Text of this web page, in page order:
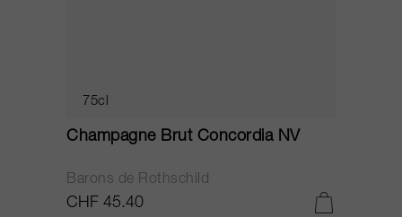
75cl
Champagne Brut Concordia NV
Barons de Rothschild
CHF 45.40